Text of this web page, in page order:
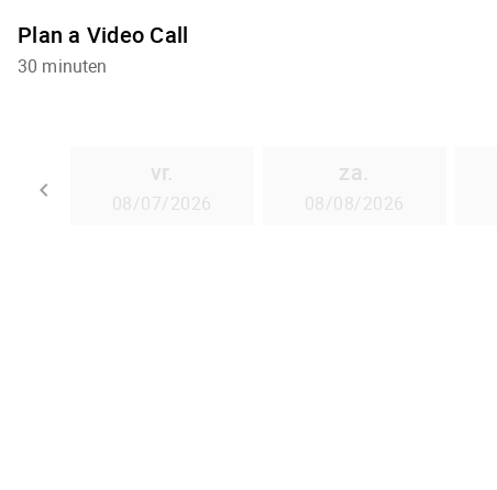
Plan a Video Call
30 minuten
keyboard_arrow_left
Ga terug
vr.
08/07/2026
za.
08/08/2026